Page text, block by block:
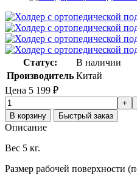
Статус:
В наличии
Производитель Китай
Цена 5 199 ₽
+
В корзину
Быстрый заказ
Описание
Вес 5 кг.
Размер рабочей поверхности